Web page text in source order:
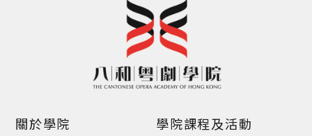
關於學院 學院課程及活動